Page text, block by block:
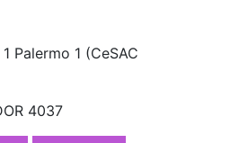
Palermo 1 (CeSAC
4037